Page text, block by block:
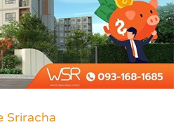
Sriracha